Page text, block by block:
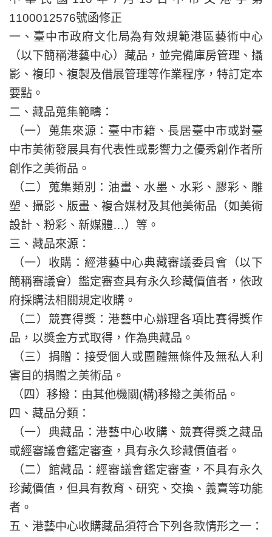
1100012576號函修正
一、臺中市政府文化局為有效規範港區藝術中心
（以下簡稱港藝中心）藏品，並完備庫房管理、攝
影、複印、複製及借展管理等作業程序，特訂定本
要點。
二、藏品蒐集範疇：
（一）蒐集來源：臺中市籍、長居臺中市或對臺
中市美術發展具有代表性或影響力之優秀創作者所
創作之美術品。
（二）蒐集類別：油畫、水墨、水彩、膠彩、雕
塑、攝影、版畫、複合媒材及其他美術品（如美術
設計、粉彩、新媒體…）等。
三、藏品來源：
（一）收購：經港藝中心典藏審議委員會（以下
簡稱審議會）鑑定審查具有永久珍藏價值者，依政
府採購法相關規定收購。
（二）競賽得獎：港藝中心辦理各項比賽得獎作
品，以獎金方式取得，作為典藏品。
（三）捐贈：接受個人或團體無條件及無私人利
害目的捐贈之美術品。
（四）移撥：由其他機關(構)移撥之美術品。
四、藏品分類：
（一）典藏品：港藝中心收購、競賽得獎之藏品
或經審議會鑑定審查，具有永久珍藏價值者。
（二）館藏品：經審議會鑑定審查，不具有永久
珍藏價值，但具有教育、研究、交換、義賣等功能
者。
五、港藝中心收購藏品須符合下列各款情形之一：